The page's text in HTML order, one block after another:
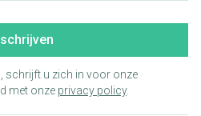
schrijft u zich in voor onze
met onze privacy policy.